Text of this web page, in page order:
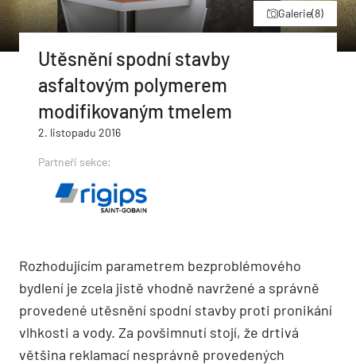
Galerie(8)
Utěsnění spodní stavby
asfaltovým polymerem
modifikovaným tmelem
2. listopadu 2016
Partneři sekce:
Rozhodujícím parametrem bezproblémového
bydlení je zcela jistě vhodně navržené a správně
provedené utěsnění spodní stavby proti pronikání
vlhkosti a vody. Za povšimnutí stojí, že drtivá
většina reklamací nesprávně provedených